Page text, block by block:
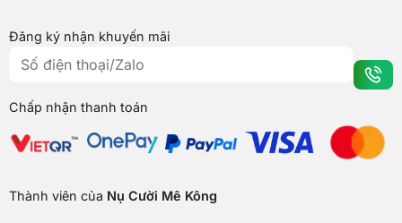
Đăng ký nhận khuyến mãi
Chấp nhận thanh toán
Thành viên của Nụ Cười Mê Kông